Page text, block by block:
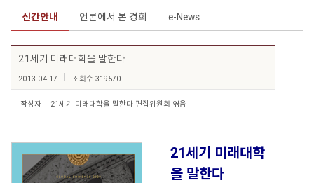
신간안내 언론에서 본 경희 e-News
21세기 미래대학을 말한다
2013-04-17 조회수 319570
작성자 21세기 미래대학을 말한다 편집위원회 엮음
21세기 미래대학
을 말한다